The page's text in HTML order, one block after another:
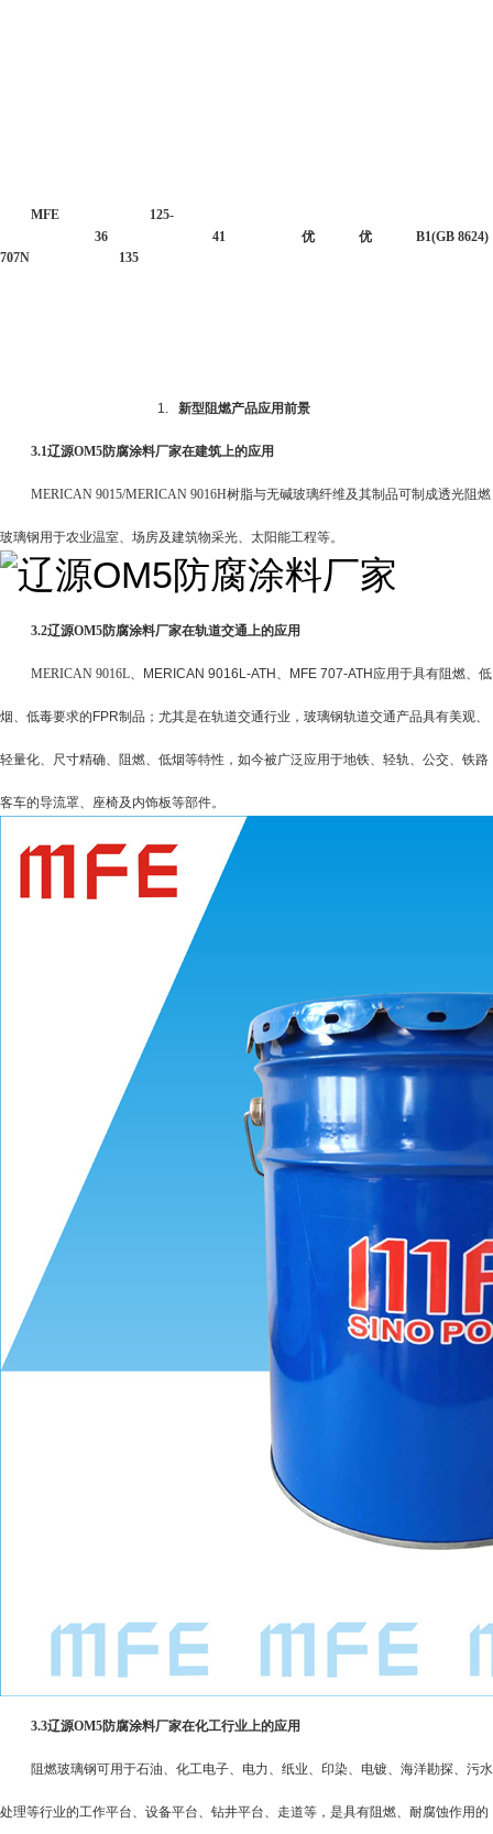
MFE
707N
36
125-
135
41 优 优 B1(GB 8624)
1. 新型阻燃产品应用前景
3.1辽源OM5防腐涂料厂家在建筑上的应用
MERICAN 9015/MERICAN 9016H树脂与无碱玻璃纤维及其制品可制成透光阻燃
玻璃钢用于农业温室、场房及建筑物采光、太阳能工程等。
3.2辽源OM5防腐涂料厂家在轨道交通上的应用
MERICAN 9016L、 MERICAN 9016L-ATH 、 MFE 707-ATH应用于具有阻燃、低
烟、低毒要求的 FPR制品；尤其是在轨道交通行业，玻璃钢轨道交通产品具有美观、
轻量化、尺寸精确、阻燃、低烟等特性，如今被广泛应用于地铁、轻轨、公交、铁路
客车的导流罩、座椅及内饰板等部件。
3.3辽源OM5防腐涂料厂家在化工行业上的应用
阻燃玻璃钢可用于石油、化工电子、电力、纸业、印染、电镀、海洋勘探、污水
处理等行业的工作平台、设备平台、钻井平台、走道等，是具有阻燃、耐腐蚀作用的